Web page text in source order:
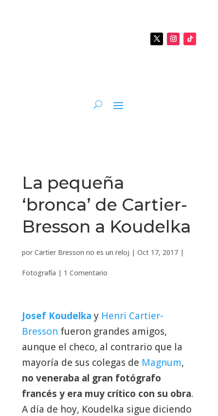
La pequeña
‘bronca’ de Cartier-
Bresson a Koudelka
por Cartier Bresson no es un reloj | Oct 17, 2017|
Fotografía | 1 Comentario
Josef Koudelka y Henri Cartier-
Bresson fueron grandes amigos,
aunque el checo, al contrario que la
mayoría de sus colegas de Magnum,
no veneraba al gran fotógrafo
francés y era muy crítico con su obra.
A día de hoy, Koudelka sigue diciendo